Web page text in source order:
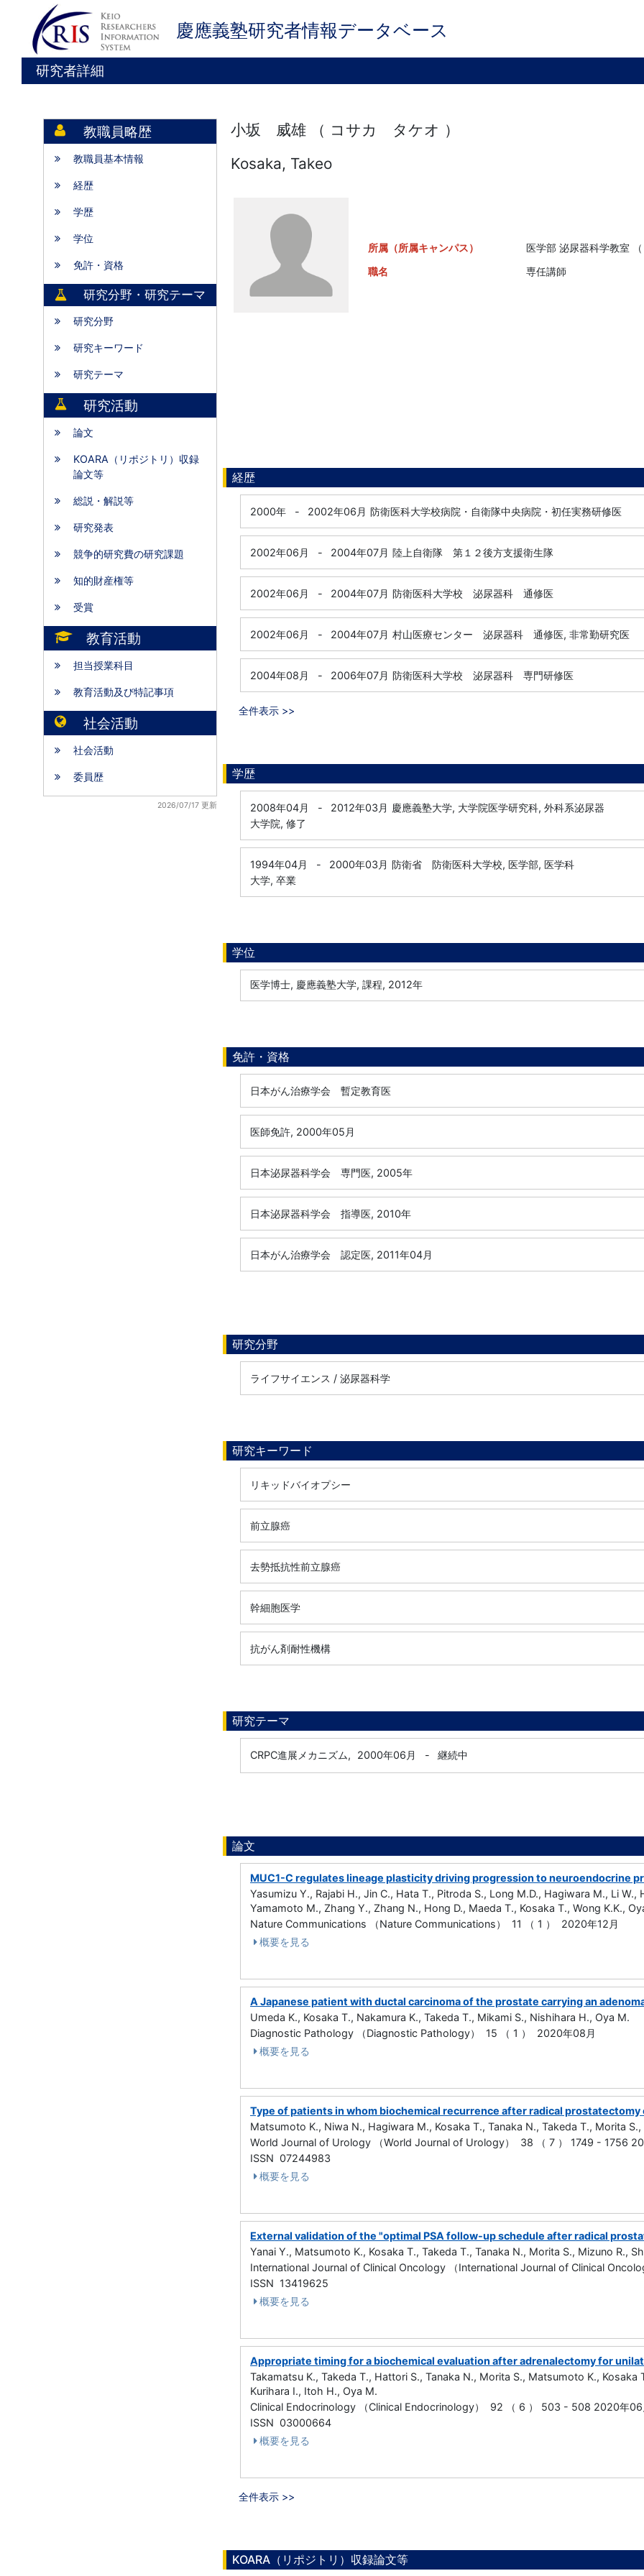
慶應義塾研究者情報データベース
研究者詳細
教職員略歴
教職員基本情報
経歴
学歴
学位
免許・資格
研究分野・研究テーマ
研究分野
研究キーワード
研究テーマ
研究活動
論文
KOARA（リポジトリ）収録
論文等
総説・解説等
研究発表
競争的研究費の研究課題
知的財産権等
受賞
教育活動
担当授業科目
教育活動及び特記事項
社会活動
社会活動
委員歴
2026/07/17 更新
小坂 威雄 （ コサカ タケオ ）
Kosaka, Takeo
所属（所属キャンパス）
医学部 泌尿器科学教室 （
職名
専任講師
経歴
2000年 - 2002年06月 防衛医科大学校病院・自衛隊中央病院・初任実務研修医
2002年06月 - 2004年07月 陸上自衛隊 第１２後方支援衛生隊
2002年06月 - 2004年07月 防衛医科大学校 泌尿器科 通修医
2002年06月 - 2004年07月 村山医療センター 泌尿器科 通修医, 非常勤研究医
2004年08月 - 2006年07月 防衛医科大学校 泌尿器科 専門研修医
全件表示 >>
学歴
2008年04月 - 2012年03月 慶應義塾大学, 大学院医学研究科, 外科系泌尿器
大学院, 修了
1994年04月 - 2000年03月 防衛省 防衛医科大学校, 医学部, 医学科
大学, 卒業
学位
医学博士, 慶應義塾大学, 課程, 2012年
免許・資格
日本がん治療学会 暫定教育医
医師免許, 2000年05月
日本泌尿器科学会 専門医, 2005年
日本泌尿器科学会 指導医, 2010年
日本がん治療学会 認定医, 2011年04月
研究分野
ライフサイエンス / 泌尿器科学
研究キーワード
リキッドバイオプシー
前立腺癌
去勢抵抗性前立腺癌
幹細胞医学
抗がん剤耐性機構
研究テーマ
CRPC進展メカニズム, 2000年06月 - 継続中
論文
MUC1-C regulates lineage plasticity driving progression to neuroendocrine
Yasumizu Y., Rajabi H., Jin C., Hata T., Pitroda S., Long M.D., Hagiwara M., Li W.,
Yamamoto M., Zhang Y., Zhang N., Hong D., Maeda T., Kosaka T., Wong K.K.,
Nature Communications （Nature Communications） 11 （ 1 ） 2020年12月
概要を見る
A Japanese patient with ductal carcinoma of the prostate carrying an
Umeda K., Kosaka T., Nakamura K., Takeda T., Mikami S., Nishihara H., Oya M.
Diagnostic Pathology （Diagnostic Pathology） 15 （ 1 ） 2020年08月
概要を見る
Type of patients in whom biochemical recurrence after radical
Matsumoto K., Niwa N., Hagiwara M., Kosaka T., Tanaka N., Takeda T., Morita
World Journal of Urology （World Journal of Urology） 38 （ 7 ） 1749 - 1756
ISSN 07244983
概要を見る
External validation of the "optimal PSA follow-up schedule after radical
Yanai Y., Matsumoto K., Kosaka T., Takeda T., Tanaka N., Morita S., Mizuno R.,
International Journal of Clinical Oncology （International Journal of Clinical
ISSN 13419625
概要を見る
Appropriate timing for a biochemical evaluation after adrenalectomy for
Takamatsu K., Takeda T., Hattori S., Tanaka N., Morita S., Matsumoto K., Kosaka
Kurihara I., Itoh H., Oya M.
Clinical Endocrinology （Clinical Endocrinology） 92 （ 6 ） 503 - 508 2020年06
ISSN 03000664
概要を見る
全件表示 >>
KOARA（リポジトリ）収録論文等